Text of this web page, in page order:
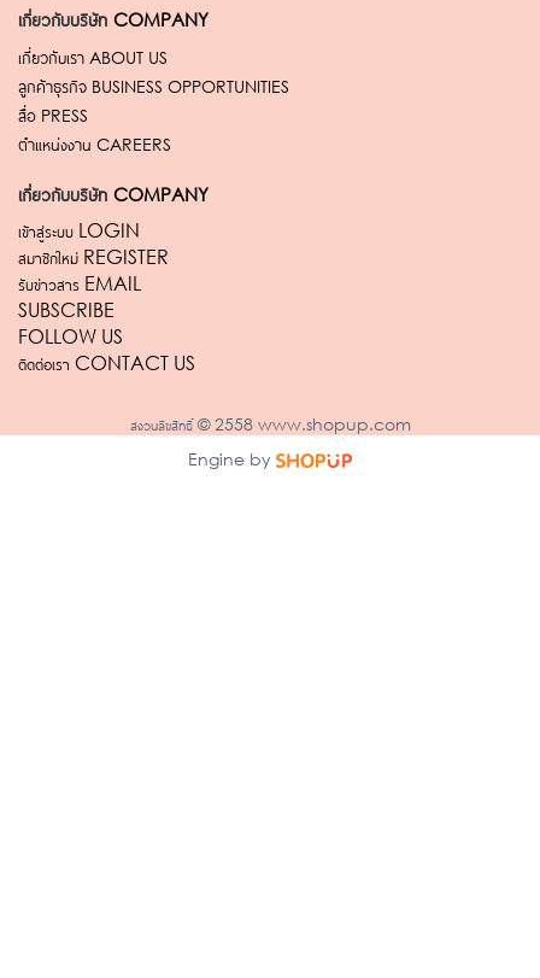
เกี่ยวกับบริษัท COMPANY
เกี่ยวกับเรา ABOUT US
ลูกค้าธุรกิจ BUSINESS OPPORTUNITIES
สื่อ PRESS
ตำแหน่งงาน CAREERS
เกี่ยวกับบริษัท COMPANY
เข้าสู่ระบบ LOGIN
สมาชิกใหม่ REGISTER
รับข่าวสาร EMAIL
SUBSCRIBE
FOLLOW US
ติดต่อเรา CONTACT US
สงวนลิขสิทธิ์ © 2558 www.shopup.com
Engine by